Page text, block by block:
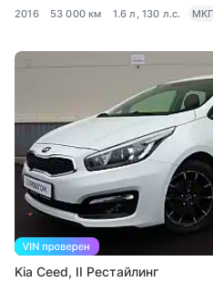
2016 53 000 км 1.6 л, 130 л.с.
Kia Ceed, II Рестайлинг